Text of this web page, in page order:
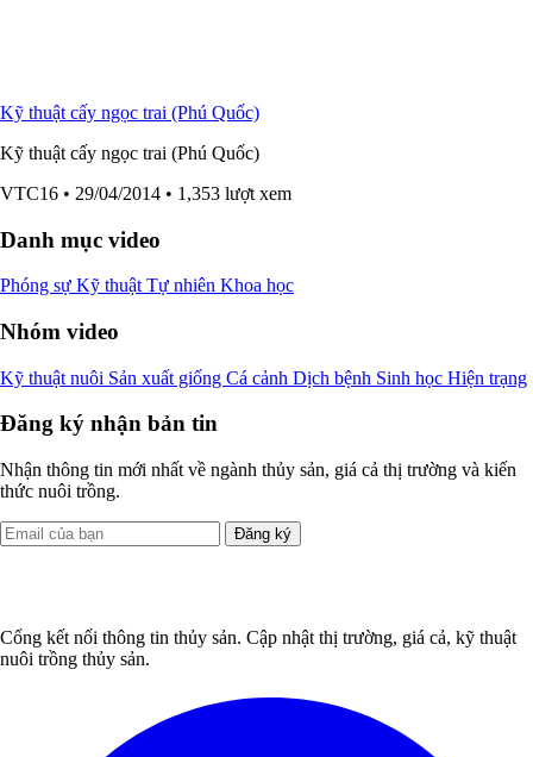
Kỹ thuật cấy ngọc trai (Phú Quốc)
Kỹ thuật cấy ngọc trai (Phú Quốc)
VTC16 • 29/04/2014 • 1,353 lượt xem
Danh mục video
Phóng sự Kỹ thuật Tự nhiên Khoa học
Nhóm video
Kỹ thuật nuôi Sản xuất giống Cá cảnh Dịch bệnh Sinh học Hiện trạng
Đăng ký nhận bản tin
Nhận thông tin mới nhất về ngành thủy sản, giá cả thị trường và kiến
thức nuôi trồng.
Đăng ký
Cổng kết nối thông tin thủy sản. Cập nhật thị trường, giá cả, kỹ thuật
nuôi trồng thủy sản.